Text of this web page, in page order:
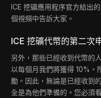
ICE 挖礦應用程序官方給出
個視頻中告訴大家。
ICE 挖礦代幣的第二次
另外，那些已經收到代幣的
以每個月我們將獲得 10%。
勵。因此，無論是已經收到
全是為他們準備的。您必須